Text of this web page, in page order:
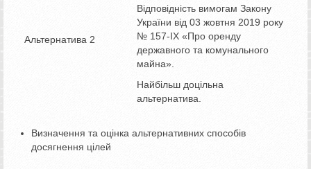
Альтернатива 2
Відповідність вимогам Закону
України від 03 жовтня 2019 року
№ 157-ІХ «Про оренду
державного та комунального
майна».
Найбільш доцільна
альтернатива.
Визначення та оцінка альтернативних способів
досягнення цілей